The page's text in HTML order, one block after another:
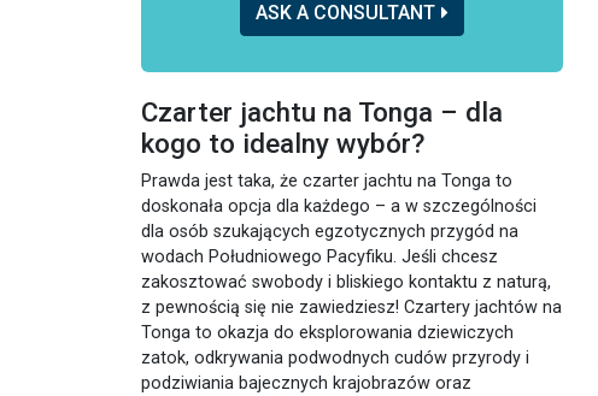
ASK A CONSULTANT
Czarter jachtu na Tonga – dla
kogo to idealny wybór?
Prawda jest taka, że czarter jachtu na Tonga to
doskonała opcja dla każdego – a w szczególności
dla osób szukających egzotycznych przygód na
wodach Południowego Pacyfiku. Jeśli chcesz
zakosztować swobody i bliskiego kontaktu z naturą,
z pewnością się nie zawiedziesz! Czartery jachtów na
Tonga to okazja do eksplorowania dziewiczych
zatok, odkrywania podwodnych cudów przyrody i
podziwiania bajecznych krajobrazów oraz